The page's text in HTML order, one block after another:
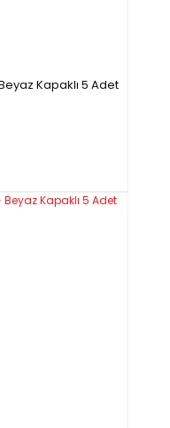
Kapaklı 5 Adet